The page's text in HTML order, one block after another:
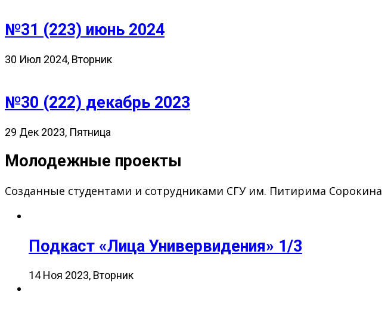
№31 (223) июнь 2024
30 Июл 2024, Вторник
№30 (222) декабрь 2023
29 Дек 2023, Пятница
Молодежные проекты
Созданные студентами и сотрудниками СГУ им. Питирима Сорокина
Подкаст «Лица Универвидения» 1/3
14 Ноя 2023, Вторник